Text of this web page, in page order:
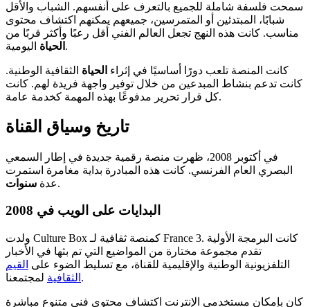
سمحت فلسفة شاملة للجميع بالتعرف على أنفسهم. الشباب والأقل
شبابًا، المبتدئين أو المتمرسين، جميعهم يمكنهم اكتشاف محتوى
مناسب. كانت هذه النهج تجعل العالم الفني أقل رعبًا وأكثر قربًا من
الحياة اليومية.
كانت المنصة تلعب دورًا أساسيًا في إثراء الحياة الثقافية الوطنية.
كانت تدعم بنشاط المبدعين من خلال توفير واجهة فريدة لهم. كانت
كل قرار تحرير مدفوعًا بهذه المهمة كخدمة عامة.
تاريخ وسياق القناة
في أكتوبر 2008، ظهرت منصة رقمية جديدة في إطار السمعي
البصري العام الفرنسي. كانت هذه المبادرة بداية مغامرة استمرت
عدة سنوات .
البدايات على الويب في 2008
ولدت Culture Box كمنصة ثقافية لـ France 3. كانت البرمجة الأولية
تقدم مجموعة مختارة من المواضيع التي تم بثها في الأخبار
التلفزيونية الوطنية والإقليمية للقناة، مع تسليط الضوء على القيم
الثقافية لمجتمعنا.
كان بإمكان مستخدمي الإنترنت اكتشاف محتوى فني متنوع مباشرة